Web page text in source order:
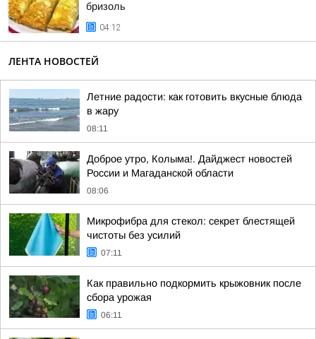
бризоль
04:12
ЛЕНТА НОВОСТЕЙ
Летние радости: как готовить вкусные блюда
в жару
08:11
Доброе утро, Колыма!. Дайджест новостей
России и Магаданской области
08:06
Микрофибра для стекол: секрет блестящей
чистоты без усилий
07:11
Как правильно подкормить крыжовник после
сбора урожая
06:11